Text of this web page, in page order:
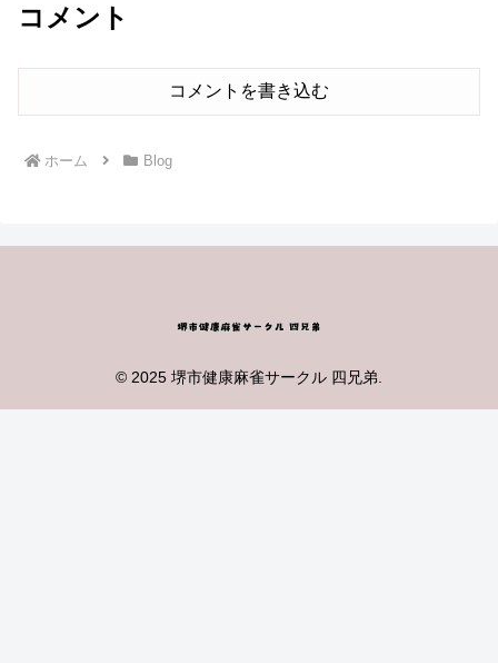
コメント
コメントを書き込む
ホーム Blog
© 2025 堺市健康麻雀サークル 四兄弟.